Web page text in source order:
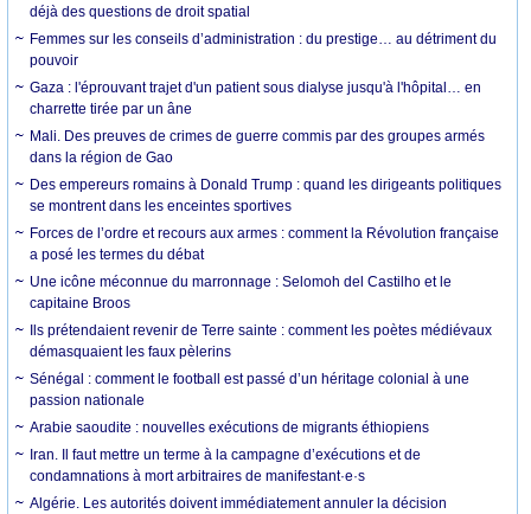
déjà des questions de droit spatial
Femmes sur les conseils d’administration : du prestige… au détriment du
pouvoir
Gaza : l'éprouvant trajet d'un patient sous dialyse jusqu'à l'hôpital… en
charrette tirée par un âne
Mali. Des preuves de crimes de guerre commis par des groupes armés
dans la région de Gao
Des empereurs romains à Donald Trump : quand les dirigeants politiques
se montrent dans les enceintes sportives
Forces de l’ordre et recours aux armes : comment la Révolution française
a posé les termes du débat
Une icône méconnue du marronnage : Selomoh del Castilho et le
capitaine Broos
Ils prétendaient revenir de Terre sainte : comment les poètes médiévaux
démasquaient les faux pèlerins
Sénégal : comment le football est passé d’un héritage colonial à une
passion nationale
Arabie saoudite : nouvelles exécutions de migrants éthiopiens
Iran. Il faut mettre un terme à la campagne d’exécutions et de
condamnations à mort arbitraires de manifestant·e·s
Algérie. Les autorités doivent immédiatement annuler la décision